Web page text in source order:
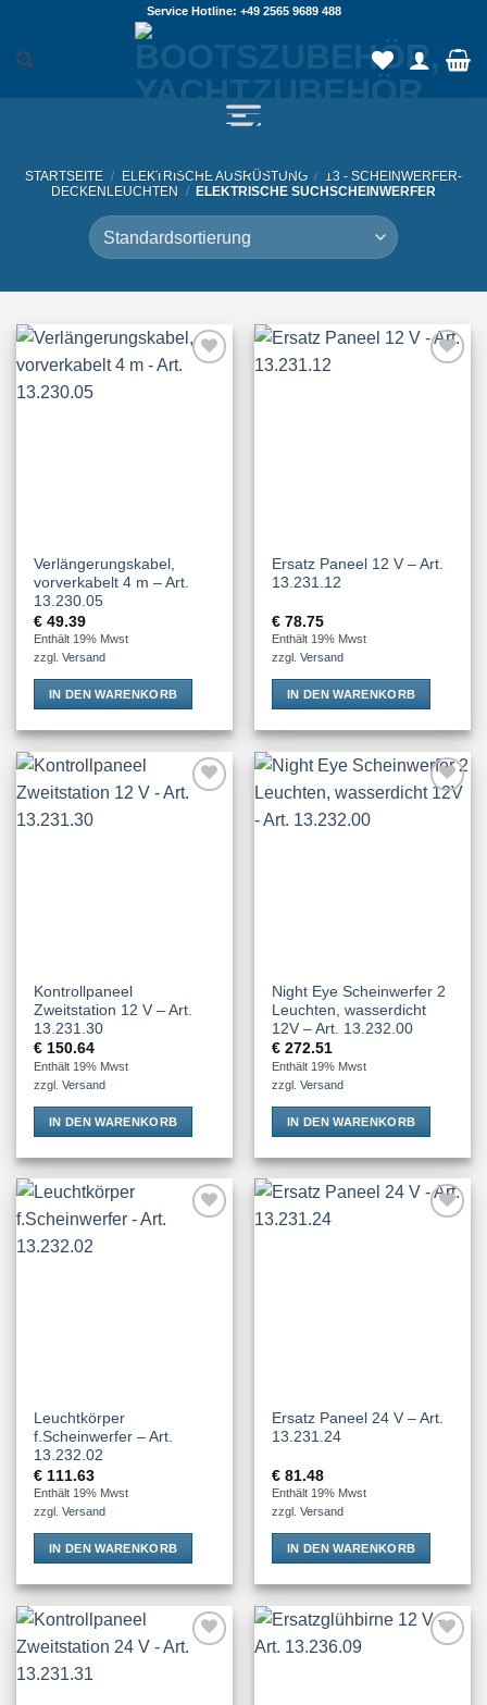
springen
Service Hotline: +49 2565 9689 488
STARTSEITE / ELEKTRISCHE AUSRÜSTUNG / 13 - SCHEINWERFER-
DECKENLEUCHTEN
/ ELEKTRISCHE SUCHSCHEINWERFER
Verlängerungskabel,
vorverkabelt 4 m – Art.
13.230.05
€ 49.39
Enthält 19% Mwst
zzgl.Versand
IN DEN WARENKORB
Ersatz Paneel 12 V – Art.
13.231.12
€ 78.75
Enthält 19% Mwst
zzgl.Versand
IN DEN WARENKORB
Kontrollpaneel
Zweitstation 12 V – Art.
13.231.30
€ 150.64
Enthält 19% Mwst
zzgl.Versand
IN DEN WARENKORB
Night Eye Scheinwerfer 2
Leuchten, wasserdicht
12V – Art. 13.232.00
€ 272.51
Enthält 19% Mwst
zzgl.Versand
IN DEN WARENKORB
Leuchtkörper
f.Scheinwerfer – Art.
13.232.02
€ 111.63
Enthält 19% Mwst
zzgl.Versand
IN DEN WARENKORB
Ersatz Paneel 24 V – Art.
13.231.24
€ 81.48
Enthält 19% Mwst
zzgl.Versand
IN DEN WARENKORB